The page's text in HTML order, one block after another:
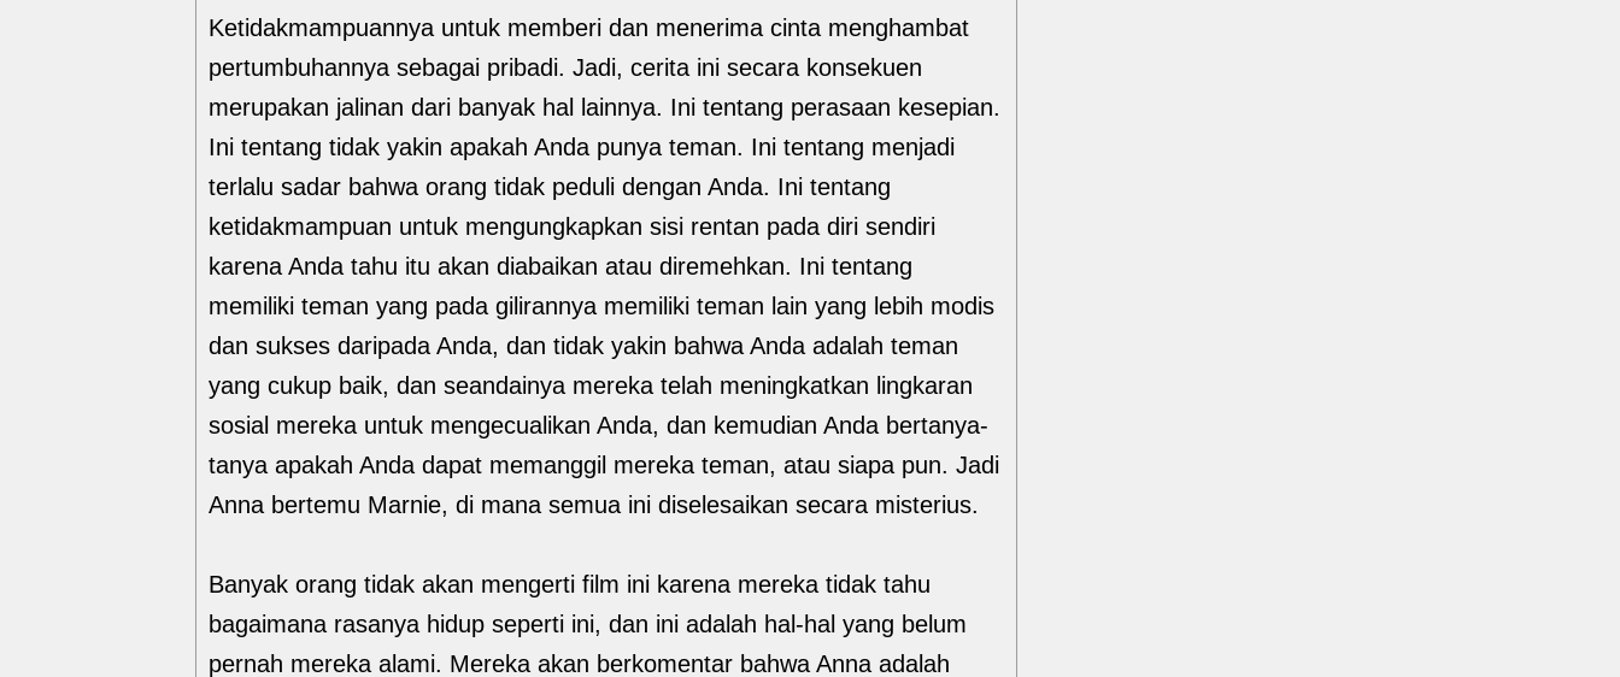
Ketidakmampuannya untuk memberi dan menerima cinta menghambat
pertumbuhannya sebagai pribadi. Jadi, cerita ini secara konsekuen
merupakan jalinan dari banyak hal lainnya. Ini tentang perasaan kesepian.
Ini tentang tidak yakin apakah Anda punya teman. Ini tentang menjadi
terlalu sadar bahwa orang tidak peduli dengan Anda. Ini tentang
ketidakmampuan untuk mengungkapkan sisi rentan pada diri sendiri
karena Anda tahu itu akan diabaikan atau diremehkan. Ini tentang
memiliki teman yang pada gilirannya memiliki teman lain yang lebih modis
dan sukses daripada Anda, dan tidak yakin bahwa Anda adalah teman
yang cukup baik, dan seandainya mereka telah meningkatkan lingkaran
sosial mereka untuk mengecualikan Anda, dan kemudian Anda bertanya-
tanya apakah Anda dapat memanggil mereka teman, atau siapa pun. Jadi
Anna bertemu Marnie, di mana semua ini diselesaikan secara misterius.
Banyak orang tidak akan mengerti film ini karena mereka tidak tahu
bagaimana rasanya hidup seperti ini, dan ini adalah hal-hal yang belum
pernah mereka alami. Mereka akan berkomentar bahwa Anna adalah